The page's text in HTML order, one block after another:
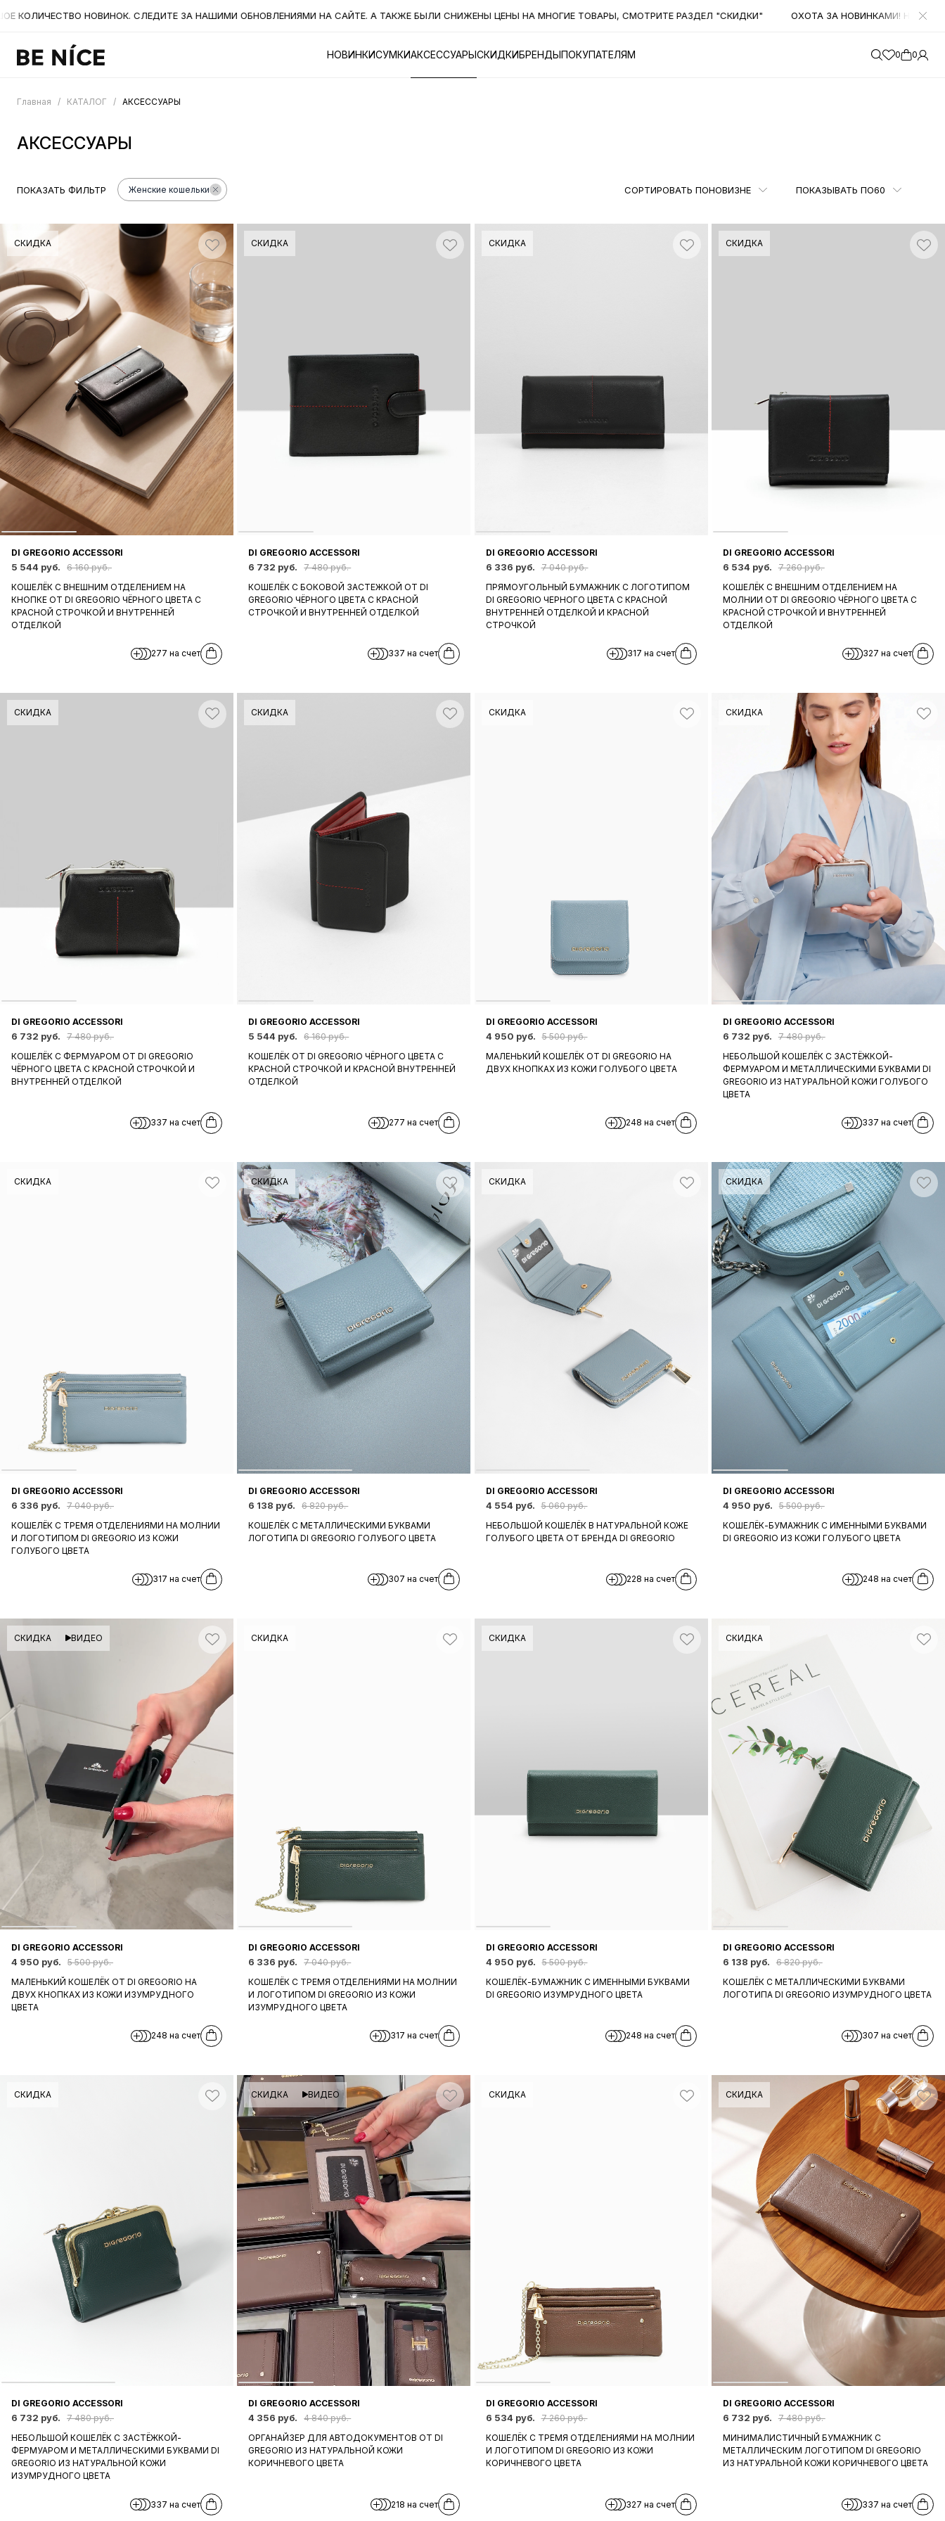
ЗА НАШИМИ ОБНОВЛЕНИЯМИ НА САЙТЕ. А ТАКЖЕ БЫЛИ СНИЖЕНЫ ЦЕНЫ НА МНОГИЕ ТОВАРЫ, СМОТРИТЕ РАЗДЕЛ "СКИДКИ" ОХОТА ЗА НОВИНКАМИ! НАЧИНАЕМ ПОЛУЧАТЬ БОЛЬШОЕ
НОВИНКИСУМКИАКСЕССУАРЫСКИДКИБРЕНДЫПОКУПАТЕЛЯМ 0 0
Главная / КАТАЛОГ / АКСЕССУАРЫ
АКСЕССУАРЫ
ПОКАЗАТЬ ФИЛЬТР Женские кошельки СОРТИРОВАТЬ ПОНОВИЗНЕ ПОКАЗЫВАТЬ ПО60
СКИДКА
DI GREGORIO ACCESSORI
5 544 руб.
6 160 руб.
КОШЕЛЁК С ВНЕШНИМ ОТДЕЛЕНИЕМ НА
КНОПКЕ ОТ DI GREGORIO ЧЁРНОГО ЦВЕТА С
КРАСНОЙ СТРОЧКОЙ И ВНУТРЕННЕЙ
ОТДЕЛКОЙ
277 на счет
СКИДКА
DI GREGORIO ACCESSORI
6 732 руб.
7 480 руб.
КОШЕЛЁК С БОКОВОЙ ЗАСТЕЖКОЙ ОТ DI
GREGORIO ЧЁРНОГО ЦВЕТА С КРАСНОЙ
СТРОЧКОЙ И ВНУТРЕННЕЙ ОТДЕЛКОЙ
337 на счет
СКИДКА
DI GREGORIO ACCESSORI
6 336 руб.
7 040 руб.
ПРЯМОУГОЛЬНЫЙ БУМАЖНИК С ЛОГОТИПОМ
DI GREGORIO ЧЕРНОГО ЦВЕТА С КРАСНОЙ
ВНУТРЕННЕЙ ОТДЕЛКОЙ И КРАСНОЙ
СТРОЧКОЙ
317 на счет
СКИДКА
DI GREGORIO ACCESSORI
6 534 руб.
7 260 руб.
КОШЕЛЁК С ВНЕШНИМ ОТДЕЛЕНИЕМ НА
МОЛНИИ ОТ DI GREGORIO ЧЁРНОГО ЦВЕТА С
КРАСНОЙ СТРОЧКОЙ И ВНУТРЕННЕЙ
ОТДЕЛКОЙ
327 на счет
СКИДКА
DI GREGORIO ACCESSORI
6 732 руб.
7 480 руб.
КОШЕЛЁК С ФЕРМУАРОМ ОТ DI GREGORIO
ЧЁРНОГО ЦВЕТА С КРАСНОЙ СТРОЧКОЙ И
ВНУТРЕННЕЙ ОТДЕЛКОЙ
337 на счет
СКИДКА
DI GREGORIO ACCESSORI
5 544 руб.
6 160 руб.
КОШЕЛЁК ОТ DI GREGORIO ЧЁРНОГО ЦВЕТА С
КРАСНОЙ СТРОЧКОЙ И КРАСНОЙ ВНУТРЕННЕЙ
ОТДЕЛКОЙ
277 на счет
СКИДКА
DI GREGORIO ACCESSORI
4 950 руб.
5 500 руб.
МАЛЕНЬКИЙ КОШЕЛЁК ОТ DI GREGORIO НА
ДВУХ КНОПКАХ ИЗ КОЖИ ГОЛУБОГО ЦВЕТА
248 на счет
СКИДКА
DI GREGORIO ACCESSORI
6 732 руб.
7 480 руб.
НЕБОЛЬШОЙ КОШЕЛЁК С ЗАСТЁЖКОЙ-
ФЕРМУАРОМ И МЕТАЛЛИЧЕСКИМИ БУКВАМИ DI
GREGORIO ИЗ НАТУРАЛЬНОЙ КОЖИ ГОЛУБОГО
ЦВЕТА
337 на счет
СКИДКА
DI GREGORIO ACCESSORI
6 336 руб.
7 040 руб.
КОШЕЛЁК С ТРЕМЯ ОТДЕЛЕНИЯМИ НА МОЛНИИ
И ЛОГОТИПОМ DI GREGORIO ИЗ КОЖИ
ГОЛУБОГО ЦВЕТА
317 на счет
СКИДКА
DI GREGORIO ACCESSORI
6 138 руб.
6 820 руб.
КОШЕЛЁК С МЕТАЛЛИЧЕСКИМИ БУКВАМИ
ЛОГОТИПА DI GREGORIO ГОЛУБОГО ЦВЕТА
307 на счет
СКИДКА
DI GREGORIO ACCESSORI
4 554 руб.
5 060 руб.
НЕБОЛЬШОЙ КОШЕЛЁК В НАТУРАЛЬНОЙ КОЖЕ
ГОЛУБОГО ЦВЕТА ОТ БРЕНДА DI GREGORIO
228 на счет
СКИДКА
DI GREGORIO ACCESSORI
4 950 руб.
5 500 руб.
КОШЕЛЁК-БУМАЖНИК С ИМЕННЫМИ БУКВАМИ
DI GREGORIO ИЗ КОЖИ ГОЛУБОГО ЦВЕТА
248 на счет
СКИДКА ВИДЕО
DI GREGORIO ACCESSORI
4 950 руб.
5 500 руб.
МАЛЕНЬКИЙ КОШЕЛЁК ОТ DI GREGORIO НА
ДВУХ КНОПКАХ ИЗ КОЖИ ИЗУМРУДНОГО
ЦВЕТА
248 на счет
СКИДКА
DI GREGORIO ACCESSORI
6 336 руб.
7 040 руб.
КОШЕЛЁК С ТРЕМЯ ОТДЕЛЕНИЯМИ НА МОЛНИИ
И ЛОГОТИПОМ DI GREGORIO ИЗ КОЖИ
ИЗУМРУДНОГО ЦВЕТА
317 на счет
СКИДКА
DI GREGORIO ACCESSORI
4 950 руб.
5 500 руб.
КОШЕЛЁК-БУМАЖНИК С ИМЕННЫМИ БУКВАМИ
DI GREGORIO ИЗУМРУДНОГО ЦВЕТА
248 на счет
СКИДКА
DI GREGORIO ACCESSORI
6 138 руб.
6 820 руб.
КОШЕЛЁК С МЕТАЛЛИЧЕСКИМИ БУКВАМИ
ЛОГОТИПА DI GREGORIO ИЗУМРУДНОГО ЦВЕТА
307 на счет
СКИДКА
DI GREGORIO ACCESSORI
6 732 руб.
7 480 руб.
НЕБОЛЬШОЙ КОШЕЛЁК С ЗАСТЁЖКОЙ-
ФЕРМУАРОМ И МЕТАЛЛИЧЕСКИМИ БУКВАМИ DI
GREGORIO ИЗ НАТУРАЛЬНОЙ КОЖИ
ИЗУМРУДНОГО ЦВЕТА
337 на счет
СКИДКА ВИДЕО
DI GREGORIO ACCESSORI
4 356 руб.
4 840 руб.
ОРГАНАЙЗЕР ДЛЯ АВТОДОКУМЕНТОВ ОТ DI
GREGORIO ИЗ НАТУРАЛЬНОЙ КОЖИ
КОРИЧНЕВОГО ЦВЕТА
218 на счет
СКИДКА
DI GREGORIO ACCESSORI
6 534 руб.
7 260 руб.
КОШЕЛЁК С ТРЕМЯ ОТДЕЛЕНИЯМИ НА МОЛНИИ
И ЛОГОТИПОМ DI GREGORIO ИЗ КОЖИ
КОРИЧНЕВОГО ЦВЕТА
327 на счет
СКИДКА
DI GREGORIO ACCESSORI
6 732 руб.
7 480 руб.
МИНИМАЛИСТИЧНЫЙ БУМАЖНИК С
МЕТАЛЛИЧЕСКИМ ЛОГОТИПОМ DI GREGORIO
ИЗ НАТУРАЛЬНОЙ КОЖИ КОРИЧНЕВОГО ЦВЕТА
337 на счет